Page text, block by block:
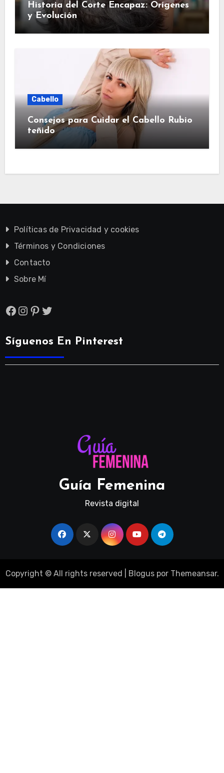
Historia del Corte Encapaz: Orígenes
y Evolución
Cabello
Consejos para Cuidar el Cabello Rubio
teñido
Políticas de Privacidad y cookies
Términos y Condiciones
Contacto
Sobre Mí
Facebook
Instagram
Pinterest
Twitter
Síguenos En Pinterest
Guía Femenina
Revista digital
Copyright © All rights reserved Bloguspor Themeansar.